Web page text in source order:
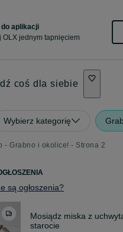
do aplikacji
OLX jednym tapnięciem
coś dla siebie
Wybierz kategorię
- Grabno i okolice! - Strona 2
są ogłoszenia?
Mosiądz miska z
starocie